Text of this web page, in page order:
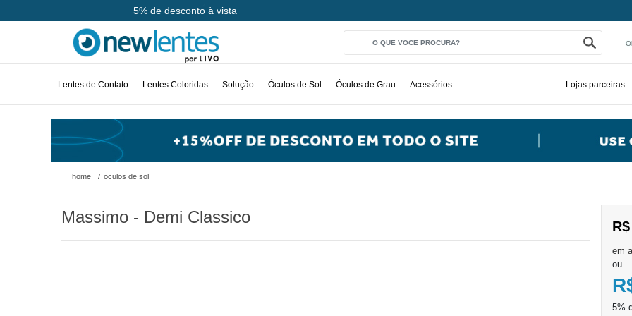
Até 10x sem juros
Lentes de Contato Lentes Coloridas Solução Óculos de Sol Óculos de Grau Acessórios Lojas parceiras
home / oculos de sol
Massimo - Demi Classico
ou